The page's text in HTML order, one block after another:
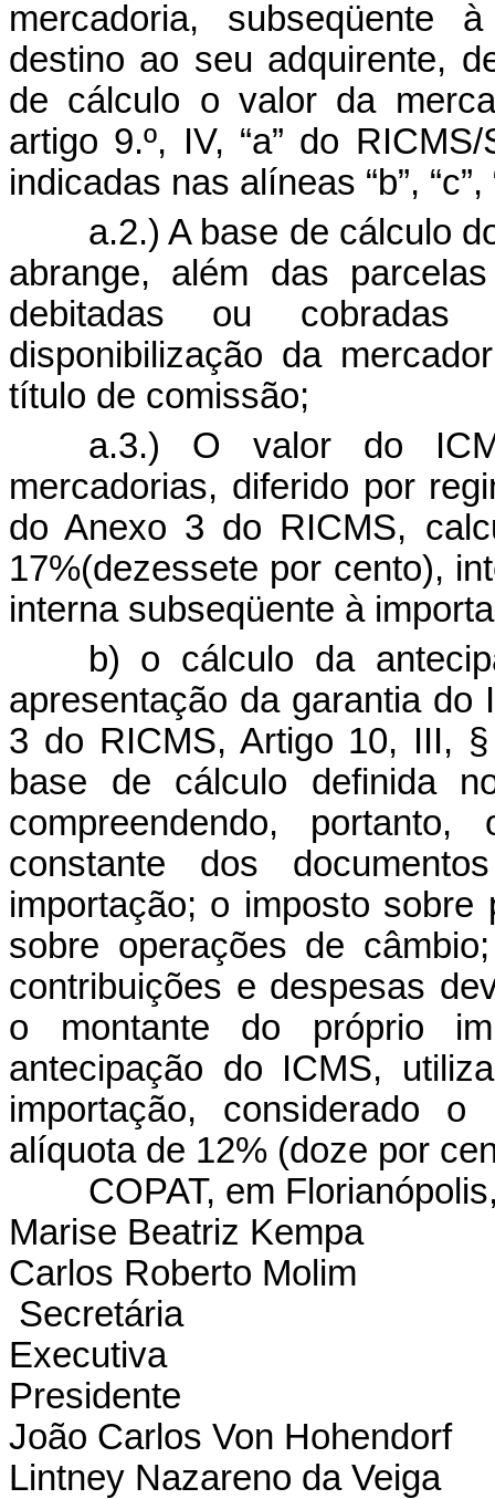
mercadoria, subseqüente
destino ao seu adquirente,
de cálculo o valor da
artigo 9.º, IV, “a” do
indicadas nas alíneas “b”, “c”,
a.2.) A base de cálculo
abrange, além das
debitadas ou cobradas
disponibilização da
título de comissão;
a.3.) O valor do
mercadorias, diferido por
do Anexo 3 do RICMS,
17%(dezessete por cento),
interna subseqüente à
b) o cálculo da
apresentação da garantia
3 do RICMS, Artigo 10, III,
base de cálculo definida
compreendendo,
constante dos
importação; o imposto sobre
sobre operações de
contribuições e despesas
o montante do próprio
antecipação do ICMS,
importação, considerado
alíquota de 12% (doze por
COPAT, em
Marise Beatriz Kempa
Carlos Roberto Molim
Secretária
Executiva
Presidente
João Carlos Von Hohendorf
Lintney Nazareno da Veiga